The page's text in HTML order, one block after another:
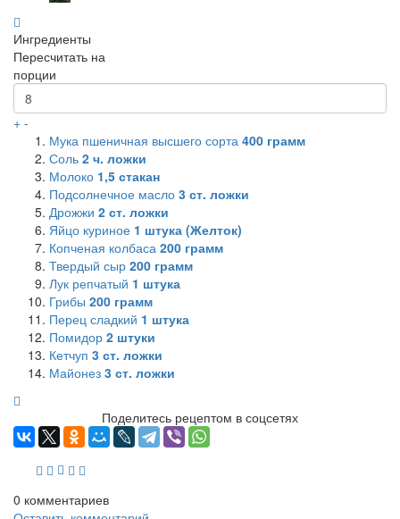
Ингредиенты
Пересчитать на
порции
+ -
Мука пшеничная высшего сорта 400 грамм
Соль 2 ч. ложки
Молоко 1,5 стакан
Подсолнечное масло 3 ст. ложки
Дрожжи 2 ст. ложки
Яйцо куриное 1 штука (Желток)
Копченая колбаса 200 грамм
Твердый сыр 200 грамм
Лук репчатый 1 штука
Грибы 200 грамм
Перец сладкий 1 штука
Помидор 2 штуки
Кетчуп 3 ст. ложки
Майонез 3 ст. ложки
Поделитесь рецептом в соцсетях
0 комментариев